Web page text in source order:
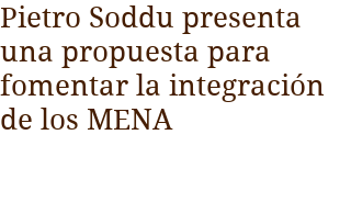
Pietro Soddu presenta
una propuesta para
fomentar la integración
de los MENA